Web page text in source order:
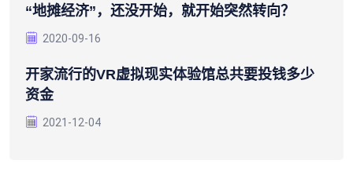
“地摊经济”，还没开始，就开始突然转向？
2020-09-16
开家流行的VR虚拟现实体验馆总共要投钱多少
资金
2021-12-04